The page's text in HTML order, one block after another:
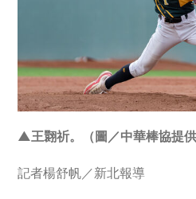
▲王翾祈。（圖／中華棒協提供
記者楊舒帆／新北報導